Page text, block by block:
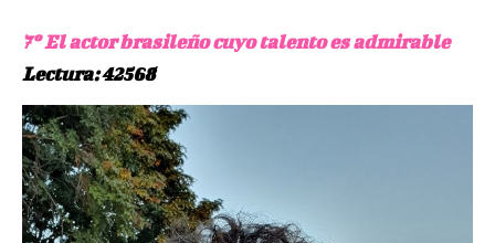
7º El actor brasileño cuyo talento es admirable
Lectura: 42568